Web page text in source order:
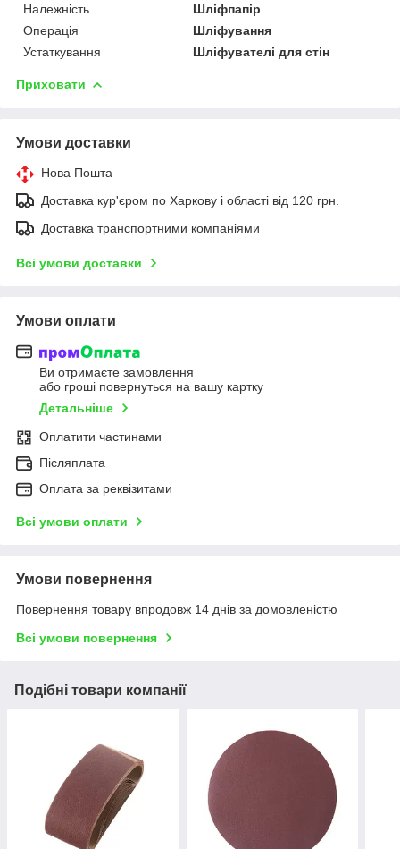
Належність
Шліфпапір
Операція
Шліфування
Устаткування
Шліфувателі для стін
Приховати
Умови доставки
Нова Пошта
Доставка кур'єром по Харкову і області від 120 грн.
Доставка транспортними компаніями
Всі умови доставки
Умови оплати
Ви отримаєте замовлення
або гроші повернуться на вашу картку
Детальніше
Оплатити частинами
Післяплата
Оплата за реквізитами
Всі умови оплати
Умови повернення
Повернення товару впродовж 14 днів за домовленістю
Всі умови повернення
Подібні товари компанії